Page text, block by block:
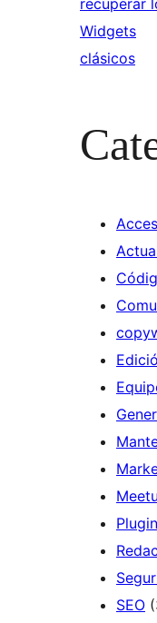
recuperar
Widgets
clásicos
SEO